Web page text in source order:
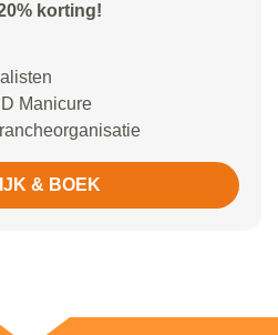
korting!
Manicure
& BOEK